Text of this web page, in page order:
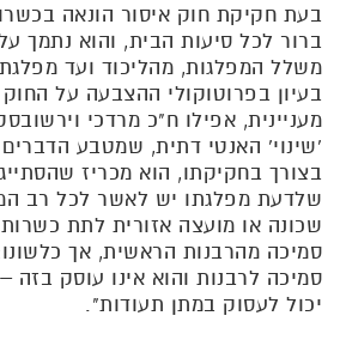
בעת חקיקת חוק איסור הונאה
ברור לכל סיעות הבית, והוא נתמך
משלל המפלגות, מהליכוד ועד
בעיון בפרוטוקולי ההצבעה על
מעניינית, אפילו ח"כ מרדכי
'שינוי' האנטי דתית, שמטבע
בצורך בחקיקתו, הוא מכריז
שלדעת מפלגתו יש לאשר לכל רב
שכונה או מועצה אזורית לתת
סמיכה מהרבנות הראשית, אך
סמיכה לרבנות והוא אינו עוסק בזה
יכול לעסוק במתן תעודות".